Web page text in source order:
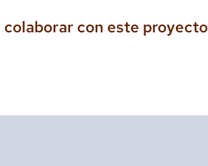
colaborar con este proyecto